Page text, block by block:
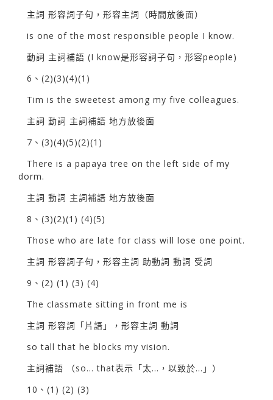
主詞 形容詞子句，形容主詞（時間放後面）
is one of the most responsible people I know.
動詞 主詞補語 (I know是形容詞子句，形容people)
6、(2)(3)(4)(1)
Tim is the sweetest among my five colleagues.
主詞 動詞 主詞補語 地方放後面
7、(3)(4)(5)(2)(1)
There is a papaya tree on the left side of my
dorm.
主詞 動詞 主詞補語 地方放後面
8、(3)(2)(1) (4)(5)
Those who are late for class will lose one point.
主詞 形容詞子句，形容主詞 助動詞 動詞 受詞
9、(2) (1) (3) (4)
The classmate sitting in front me is
主詞 形容詞「片語」，形容主詞 動詞
so tall that he blocks my vision.
主詞補語 （so… that表示「太…，以致於…」）
10、(1) (2) (3)